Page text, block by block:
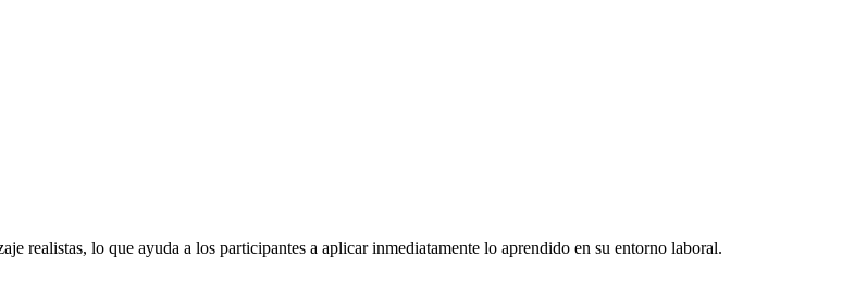
realistas, lo que ayuda a los participantes a aplicar inmediatamente lo aprendido en su entorno laboral.